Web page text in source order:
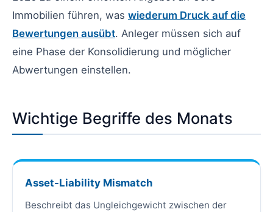
Immobilien führen, was wiederum Druck auf die
Bewertungen ausübt. Anleger müssen sich auf
eine Phase der Konsolidierung und möglicher
Abwertungen einstellen.
Wichtige Begriffe des Monats
Asset-Liability Mismatch
Beschreibt das Ungleichgewicht zwischen der